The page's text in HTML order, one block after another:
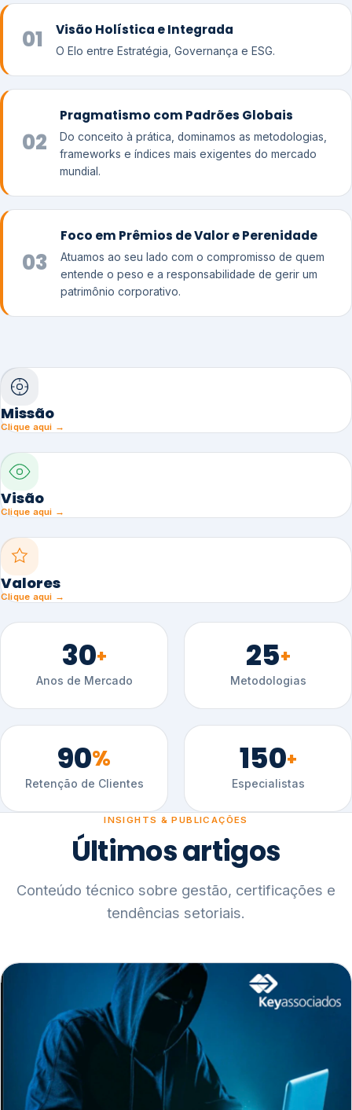
01 Visão Holística e Integrada
O Elo entre Estratégia, Governança e ESG.
02
Pragmatismo com Padrões Globais
Do conceito à prática, dominamos as metodologias,
frameworks e índices mais exigentes do mercado
mundial.
03
Foco em Prêmios de Valor e Perenidade
Atuamos ao seu lado com o compromisso de quem
entende o peso e a responsabilidade de gerir um
patrimônio corporativo.
Missão
Clique aqui →
Visão
Clique aqui →
Valores
Clique aqui →
30+
Anos de Mercado
25+
Metodologias
90%
Retenção de Clientes
150+
Especialistas
INSIGHTS & PUBLICAÇÕES
Últimos artigos
Conteúdo técnico sobre gestão, certificações e
tendências setoriais.